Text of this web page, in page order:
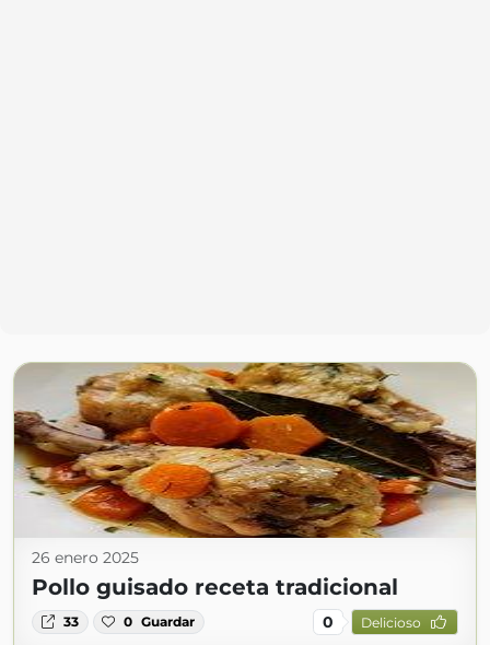
26 enero 2025
Pollo guisado receta tradicional
33 0 Guardar 0 Delicioso